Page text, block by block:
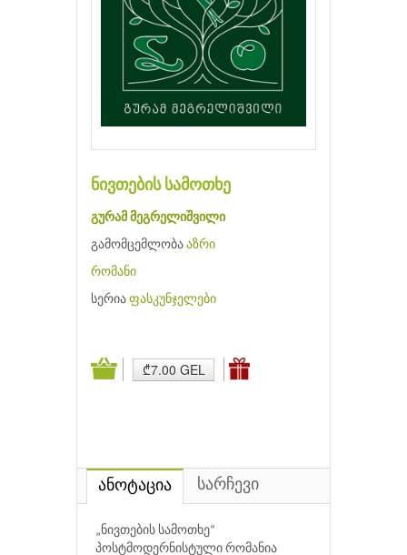
ნივთების სამოთხე
გურამ მეგრელიშვილი
გამომცემლობა აზრი
რომანი
სერია ფასკუნჯელები
₾7.00 GEL
ანოტაცია სარჩევი
„ნივთების სამოთხე“
პოსტმოდერნისტული რომანია